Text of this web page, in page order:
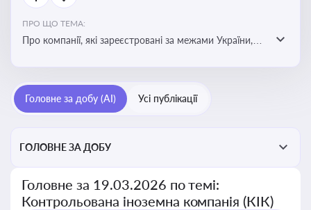
ПРО ЩО ТЕМА:
Про компанії, які зареєстровані за межами України,
органами України щодо своїх доходів і витрат
Головне за добу (AI) Усі публікації
ГОЛОВНЕ ЗА ДОБУ
Головне за 19.03.2026 по темі:
Контрольована іноземна компанія (КІК)